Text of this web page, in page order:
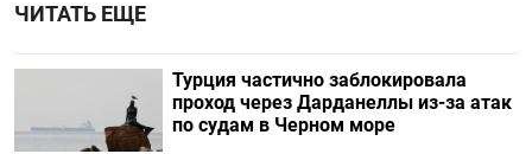
ЧИТАТЬ ЕЩЕ
Турция частично заблокировала
проход через Дарданеллы из-за атак
по судам в Черном море